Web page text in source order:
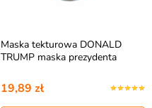
Maska tekturowa DONALD
TRUMP maska prezydenta
19,89 zł